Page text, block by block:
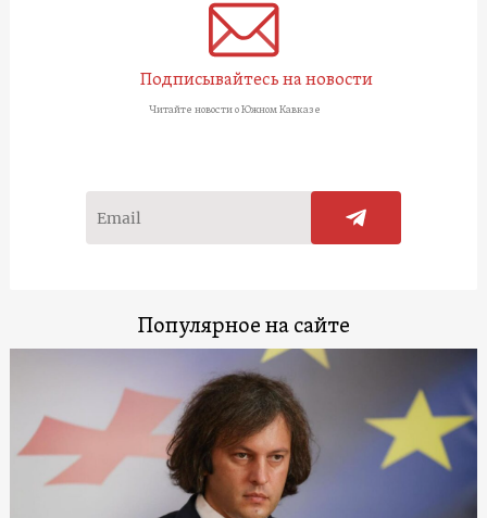
Подписывайтесь на новости
Читайте новости о Южном Кавказе
Популярное на сайте